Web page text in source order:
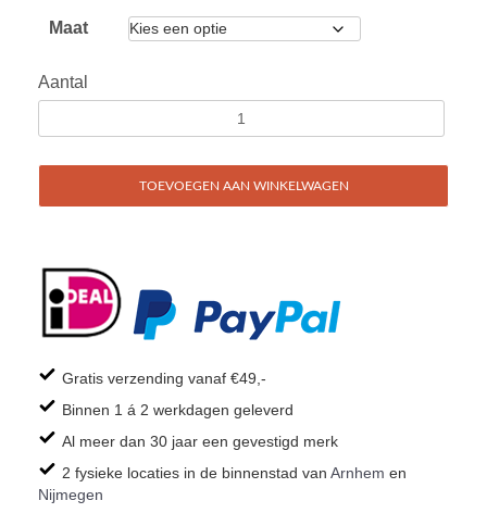
Maat
Aantal
TOEVOEGEN AAN WINKELWAGEN
Gratis verzending vanaf €49,-
Binnen 1 á 2 werkdagen geleverd
Al meer dan 30 jaar een gevestigd merk
2 fysieke locaties in de binnenstad van Arnhem en
Nijmegen